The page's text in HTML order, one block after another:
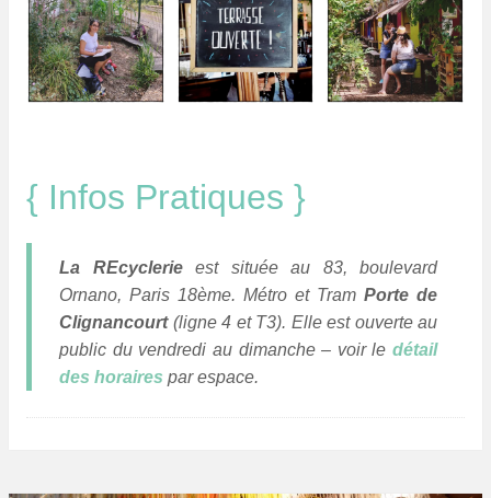
{ Infos Pratiques }
La REcyclerieest située au 83, boulevard
Ornano, Paris 18ème. Métro et Tram Porte de
Clignancourt(ligne 4 et T3). Elle est ouverte au
public du vendredi au dimanche – voir le détail
des horaires par espace.